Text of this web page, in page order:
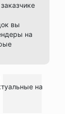
вы
на
на